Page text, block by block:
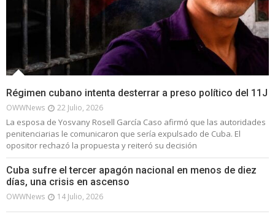
Régimen cubano intenta desterrar a preso político del 11J
OWWNews 22 Julio, 2026
La esposa de Yosvany Rosell García Caso afirmó que las autoridades
penitenciarias le comunicaron que sería expulsado de Cuba. El
opositor rechazó la propuesta y reiteró su decisión
Cuba sufre el tercer apagón nacional en menos de diez
días, una crisis en ascenso
OWWNews 14 Julio, 2026